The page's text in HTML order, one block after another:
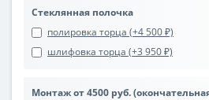
Стеклянная полочка
полировка торца (+4 500 ₽)
шлифовка торца (+3 950 ₽)
Монтаж от 4500 руб.